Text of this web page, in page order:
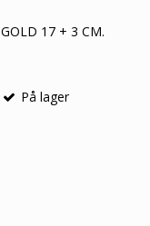
GOLD 17 + 3 CM.
På lager